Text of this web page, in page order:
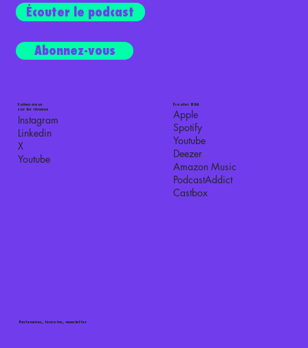
Écouter le podcast
Suivez-nous
sur les réseaux
Instagram
Linkedin
X
Youtube
Écouter BDA
Apple
Spotify
Youtube
Deezer
Amazon Music
PodcastAddict
Castbox
Partenaires, témoins, newsletter
Abonnez-vous